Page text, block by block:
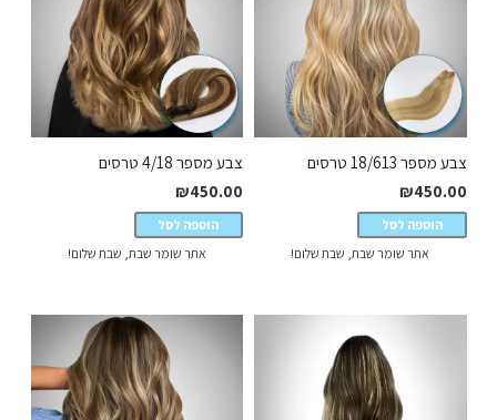
צבע מספר 18/613 טרסים
₪450.00
הוספה לסל
אתר שומר שבת, שבת שלום!
צבע מספר 4/18 טרסים
₪450.00
הוספה לסל
אתר שומר שבת, שבת שלום!